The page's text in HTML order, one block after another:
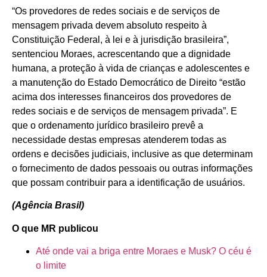
“Os provedores de redes sociais e de serviços de
mensagem privada devem absoluto respeito à
Constituição Federal, à lei e à jurisdição brasileira”,
sentenciou Moraes, acrescentando que a dignidade
humana, a proteção à vida de crianças e adolescentes e
a manutenção do Estado Democrático de Direito “estão
acima dos interesses financeiros dos provedores de
redes sociais e de serviços de mensagem privada”. E
que o ordenamento jurídico brasileiro prevê a
necessidade destas empresas atenderem todas as
ordens e decisões judiciais, inclusive as que determinam
o fornecimento de dados pessoais ou outras informações
que possam contribuir para a identificação de usuários.
(Agência Brasil)
O que MR publicou
Até onde vai a briga entre Moraes e Musk? O céu é
o limite